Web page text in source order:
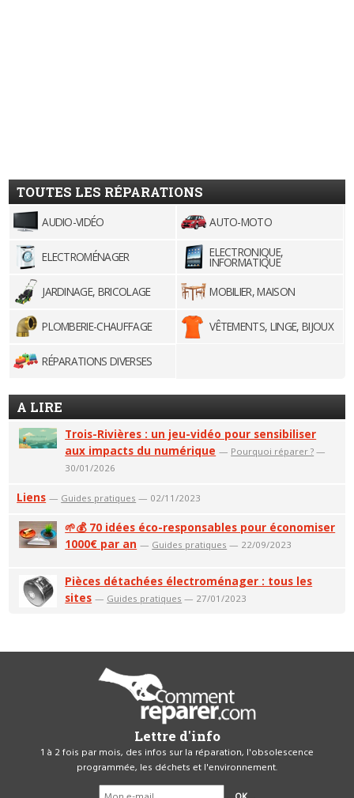
TOUTES LES RÉPARATIONS
AUDIO-VIDÉO AUTO-MOTO
ELECTROMÉNAGER ELECTRONIQUE,
INFORMATIQUE
JARDINAGE, BRICOLAGE
MOBILIER, MAISON
PLOMBERIE-CHAUFFAGE VÊTEMENTS, LINGE, BIJOUX
RÉPARATIONS DIVERSES
A LIRE
Trois-Rivières : un jeu-vidéo pour sensibiliser
aux impacts du numérique — Pourquoi réparer ? —
30/01/2026
Liens — Guides pratiques — 02/11/2023
🌱💰 70 idées éco-responsables pour économiser
1000€ par an — Guides pratiques — 22/09/2023
Pièces détachées électroménager : tous les
sites — Guides pratiques — 27/01/2023
Lettre d'info
1 à 2 fois par mois, des infos sur la réparation, l'obsolescence
programmée, les déchets et l'environnement.